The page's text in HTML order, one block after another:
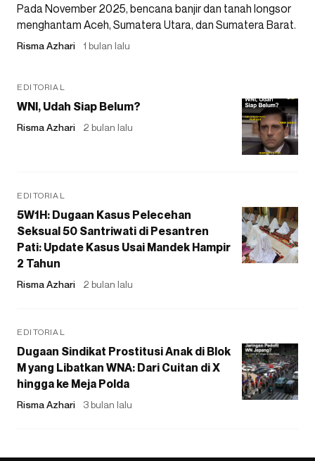
Pada November 2025, bencana banjir dan tanah longsor
menghantam Aceh, Sumatera Utara, dan Sumatera Barat.
Risma Azhari 1 bulan lalu
EDITORIAL
WNI, Udah Siap Belum?
Risma Azhari 2 bulan lalu
EDITORIAL
5W1H: Dugaan Kasus Pelecehan
Seksual 50 Santriwati di Pesantren
Pati: Update Kasus Usai Mandek Hampir
2 Tahun
Risma Azhari 2 bulan lalu
EDITORIAL
Dugaan Sindikat Prostitusi Anak di Blok
M yang Libatkan WNA: Dari Cuitan di X
hingga ke Meja Polda
Risma Azhari 3 bulan lalu